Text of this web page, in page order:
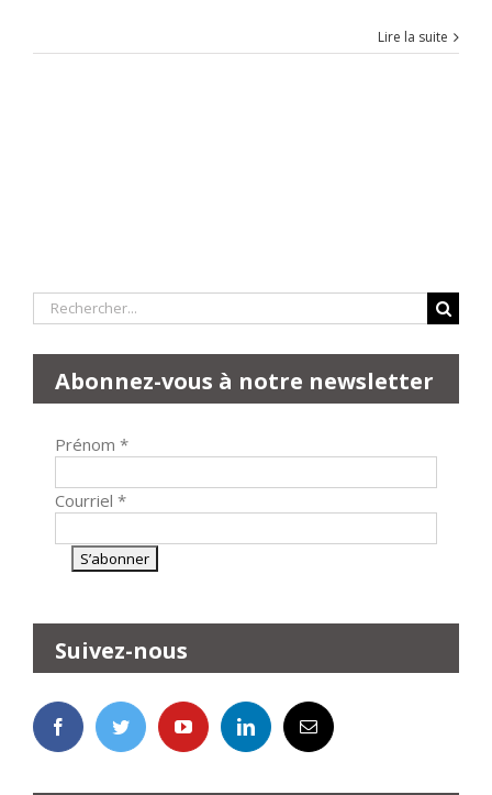
Lire la suite
Rechercher:
Abonnez-vous à notre newsletter
Prénom *
Courriel *
Suivez-nous